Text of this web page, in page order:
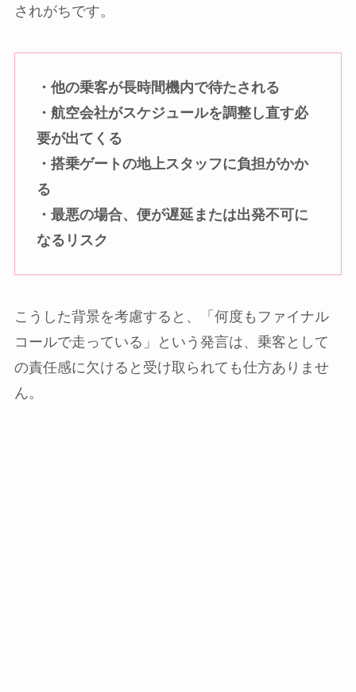
されがちです。
・他の乗客が長時間機内で待たされる
・航空会社がスケジュールを調整し直す必
要が出てくる
・搭乗ゲートの地上スタッフに負担がかか
る
・最悪の場合、便が遅延または出発不可に
なるリスク
こうした背景を考慮すると、「何度もファイナル
コールで走っている」という発言は、乗客として
の責任感に欠けると受け取られても仕方ありませ
ん。